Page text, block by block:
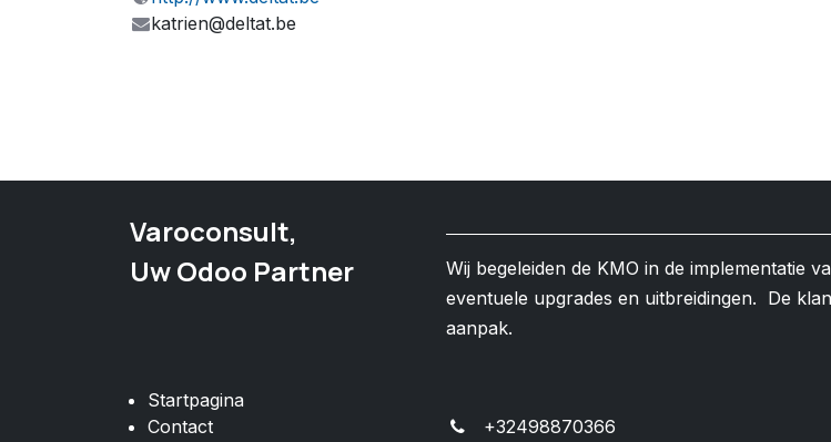
katrien@deltat.be
Varoconsult,
Uw Odoo Partner
Wij begeleiden de KMO in de implementatie
eventuele upgrades en uitbreidingen. De
aanpak.
Startpagina
Contact
+32498870366